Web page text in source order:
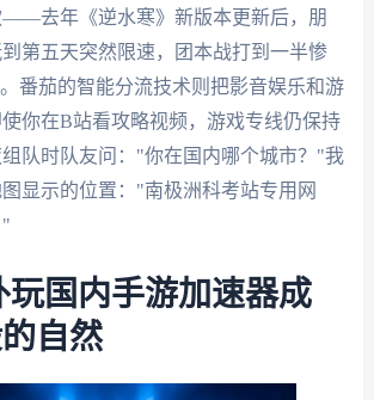
——去年《逆水寒》新版本更新后，朋
第五天突然限速，团本战打到一半惨
番茄的智能分流技术则把影音娱乐和游
你在B站看攻略视频，游戏专线仍保持
队时队友问："你在国内哪个城市？"我
显示的位置："南极洲科考站专用网
玩国内手游加速器成
自然